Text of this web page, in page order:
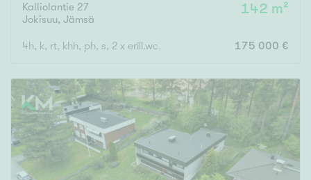
Kalliolantie 27
Jokisuu, Jämsä
142 m²
4h, k, rt, khh, ph, s, 2 x erill.wc, vh, lasikuisti, ter., parv.
175 000 €